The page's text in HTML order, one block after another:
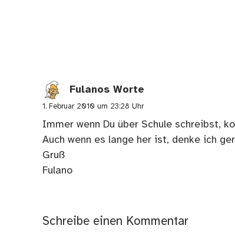
Fulanos Worte
1. Februar 2010 um 23:28 Uhr
Immer wenn Du über Schule schreibst,
Auch wenn es lange her ist, denke ich
Gruß
Fulano
Schreibe einen Kommentar